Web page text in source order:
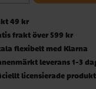
49 kr
frakt över 599 kr
flexibelt med Klarna
leverans 1-3
licensierade